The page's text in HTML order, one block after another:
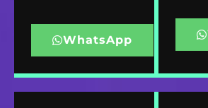
WhatsApp